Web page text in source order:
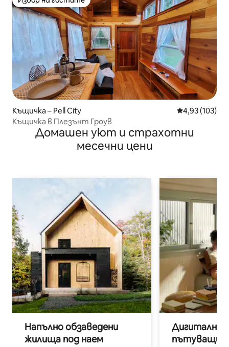
Избор на гостите
Къщичка – Pell City Средна
4,93 (103)
Къщичка в Плезънт Гроув
Домашен уют и страхотни
месечни цени
Напълно обзаведени
жилища под наем
Дигитални
пътуващи